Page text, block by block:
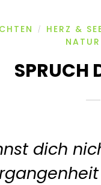
/ HERZ &
NATUR
SPRUCH
dich